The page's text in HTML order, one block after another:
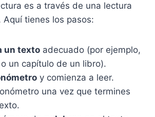
es a través de una lectura
Aquí tienes los pasos:
un texto adecuado (por ejemplo,
un capítulo de un libro).
y comienza a leer.
una vez que termines